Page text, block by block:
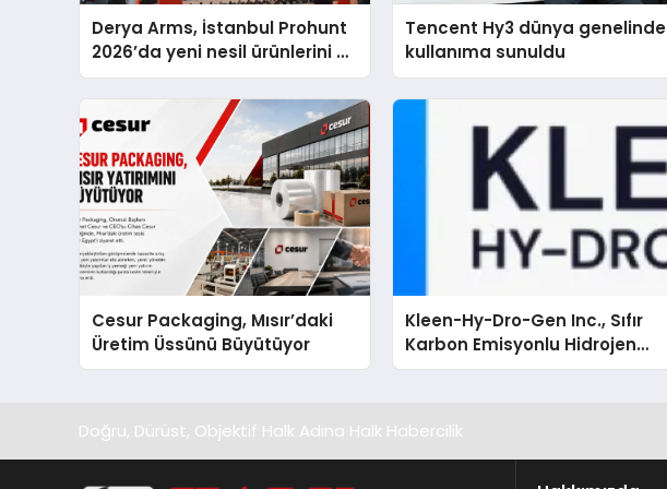
Derya Arms, İstanbul Prohunt
2026’da yeni nesil ürünlerini ve
global marka vizyonunu
Tencent Hy3 dünya genelinde
kullanıma sunuldu
Cesur Packaging, Mısır’daki
Üretim Üssünü Büyütüyor
Kleen-Hy-Dro-Gen Inc., Sıfır
Karbon Emisyonlu Hidrojen
Isıtma Teknolojisinde ISO ve
Doğru, Dürüst, Objektif Halk Adına Halk Habercilik